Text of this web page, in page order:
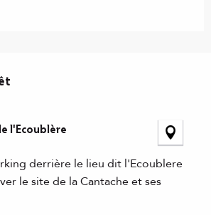
l'Ecoublère
derrière le lieu dit l'Ecoublere
le site de la Cantache et ses